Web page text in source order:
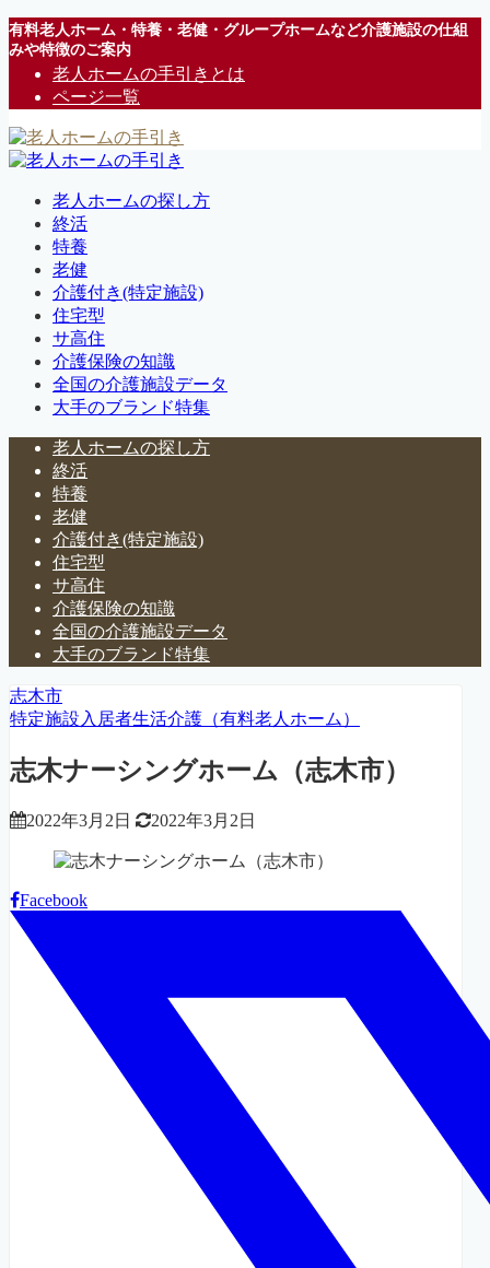
有料老人ホーム・特養・老健・グループホームなど介護施設の仕組
みや特徴のご案内
老人ホームの手引きとは
ページ一覧
老人ホームの探し方
終活
特養
老健
介護付き(特定施設)
住宅型
サ高住
介護保険の知識
全国の介護施設データ
大手のブランド特集
老人ホームの探し方
終活
特養
老健
介護付き(特定施設)
住宅型
サ高住
介護保険の知識
全国の介護施設データ
大手のブランド特集
志木市
特定施設入居者生活介護（有料老人ホーム）
志木ナーシングホーム（志木市）
2022年3月2日 2022年3月2日
Facebook